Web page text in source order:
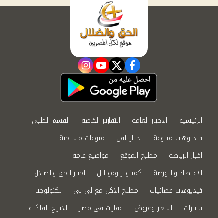
facebook
twitter
youtube
instagram
الرئيسية الاخبار العامة التقارير الخاصة
القسم الطبي
فيديوهات متنوعة
اخبار الفن
منوعات مسيحية
اخبار الرياضة
مطبخ الموقع
مواضيع عامة
الاقتصاد والبورصة
كمبيوتر وموبايل
اخبار الحق والضلال
فيديوهات فضائيات
مطبخ الاكل مع لى لى
تكنولوجيا
سيارات
اسعار وعروض عقارات في مصر الابراج الفلكية